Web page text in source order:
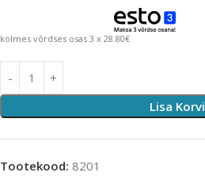
kolmes võrdses osas 3 x 28.80€
Lisa Korvi
Tootekood: 8201